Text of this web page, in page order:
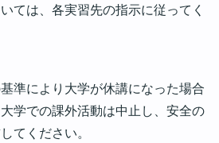
ては、各実習先の指示に従ってく
準により大学が休講になった場合
学での課外活動は中止し、安全の
てください。